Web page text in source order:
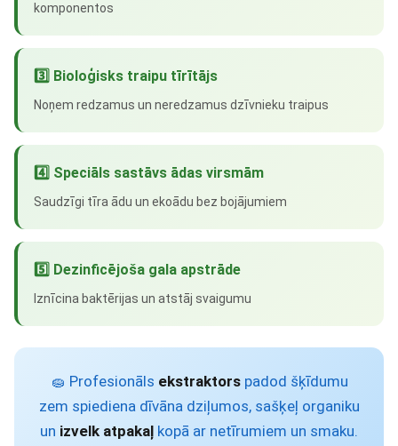
komponentos
3️⃣ Bioloģisks traipu tīrītājs
Noņem redzamus un neredzamus dzīvnieku traipus
4️⃣ Speciāls sastāvs ādas virsmām
Saudzīgi tīra ādu un ekoādu bez bojājumiem
5️⃣ Dezinficējoša gala apstrāde
Iznīcina baktērijas un atstāj svaigumu
🧽 Profesionāls ekstraktorspadod šķīdumu
zem spiediena dīvāna dziļumos, sašķeļ organiku
un izvelk atpakaļ kopā ar netīrumiem un smaku.